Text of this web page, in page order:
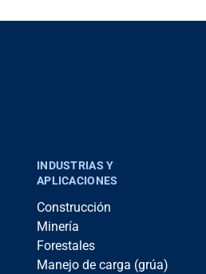
INDUSTRIAS Y
APLICACIONES
Construcción
Minería
Forestales
Manejo de carga (grúa)